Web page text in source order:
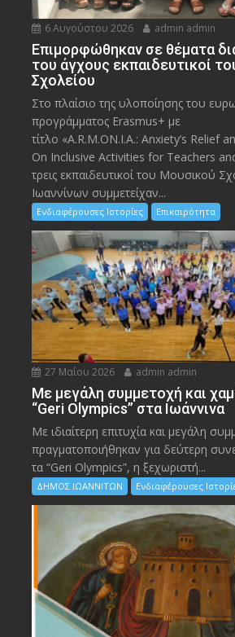
6 Αυγούστου 2026 admin admin
Eπιμορφώθηκαν σε θέματα
του άγχους εκπαιδευτικοί
Σχολείου
Στο πλαίσιο της υλοποίησης του
προγράμματος Erasmus+ με
τίτλο «A.R.M.ON.I.A.: Anxiety’s Relief
On Inclusive Activities for Teachers
τρεις εκπαιδευτικοί του Μουσικού
Ιωαννίνων συμμετείχαν...
Ενδιαφέρουσες Ιστορίες Επικαιρότητα
27 Μαΐου 2026 admin admin
Με μεγάλη συμμετοχή και
“Geri Olympics” στα Ιωάννινα
Με ιδιαίτερη επιτυχία και μεγάλη
πραγματοποιήθηκαν για δεύτερη
τα “Geri Olympics”, η ξεχωριστή...
ΔΗΜΟΣ ΙΩΑΝΝΙΤΩΝ Ενδιαφέρουσες